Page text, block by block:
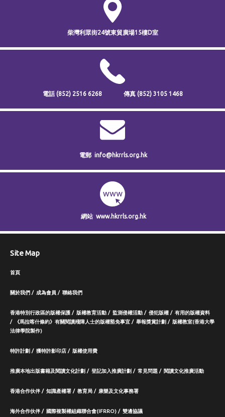
柴灣利眾街24號東貿廣場15樓D室
電話(852) 2516 6268 傳真 (852) 3105 1468
電郵 info@hkrrls.org.hk
網站 www.hkrrls.org.hk
Site Map
首頁
關於我們 成為會員 聯絡我們
香港特別行政區的版權保護 版權教育活動 監測侵權活動 侵犯版權
有用的版權資料
《馬拉喀什條約》有關閱讀殘障人士的版權豁免事宜
舉報獎賞計劃
版權教室(香港大學
法律學院製作)
特許計劃 獲特許影印店 版權使用費
推廣本地出版書籍及閱讀文化計劃 登記加入推廣計劃 常見問題 閱讀文化推廣活動
香港合作伙伴 知識產權署 教育局 康樂及文化事務署
海外合作伙伴 國際複製權組織聯合會(IFRRO) 雙邊協議